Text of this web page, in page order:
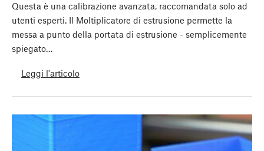
Questa è una calibrazione avanzata, raccomandata solo ad
utenti esperti. Il Moltiplicatore di estrusione permette la
messa a punto della portata di estrusione - semplicemente
spiegato…
Leggi l'articolo